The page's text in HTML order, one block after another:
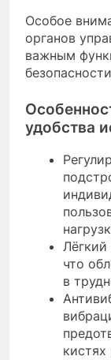
Особое
органов
важным
удобства
Лёгкий
что
в
кистях